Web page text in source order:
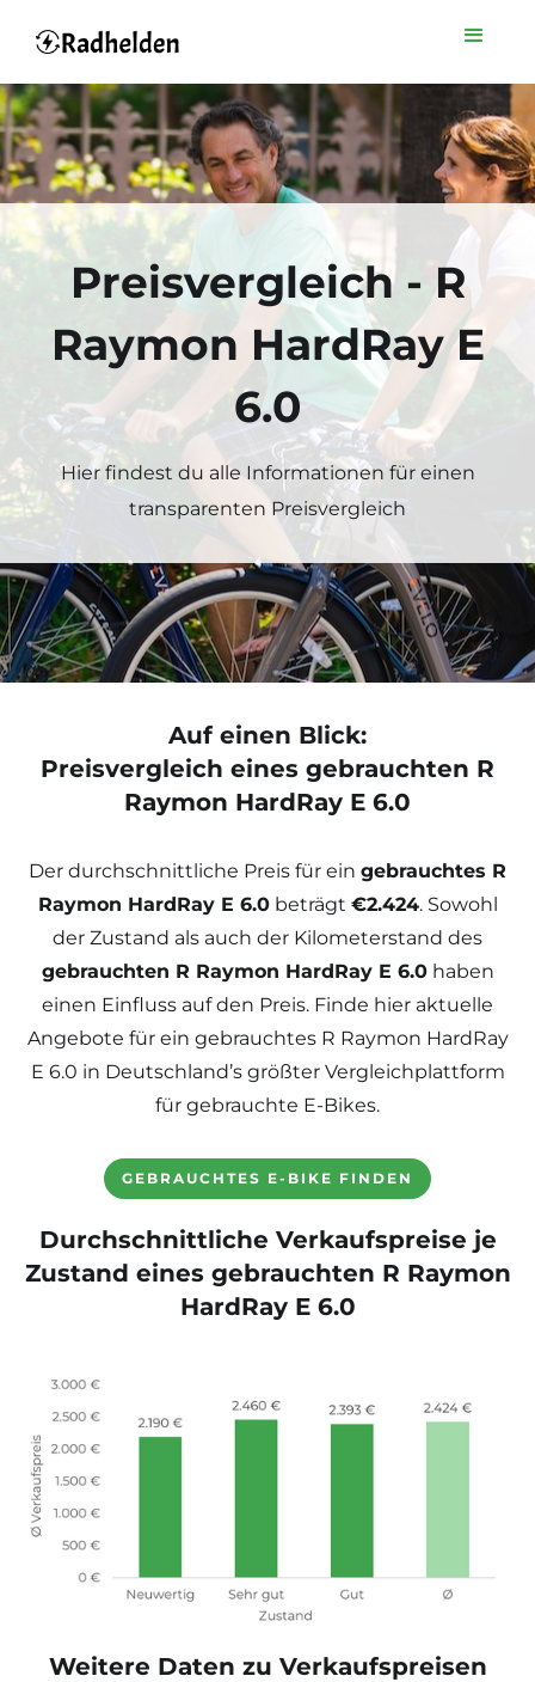
Preisvergleich - R
Raymon HardRay E
6.0
Hier findest du alle Informationen für einen
transparenten Preisvergleich
Auf einen Blick:
Preisvergleich eines gebrauchten R
Raymon HardRay E 6.0
Der durchschnittliche Preis für ein gebrauchtes R
Raymon HardRay E 6.0beträgt €2.424. Sowohl
der Zustand als auch der Kilometerstand des
gebrauchten R Raymon HardRay E 6.0haben
einen Einfluss auf den Preis. Finde hier aktuelle
Angebote für ein gebrauchtes R Raymon HardRay
E 6.0 in Deutschland’s größter Vergleichplattform
für gebrauchte E-Bikes.
GEBRAUCHTES E-BIKE FINDEN
Durchschnittliche Verkaufspreise je
Zustand eines gebrauchten R Raymon
HardRay E 6.0
Weitere Daten zu Verkaufspreisen